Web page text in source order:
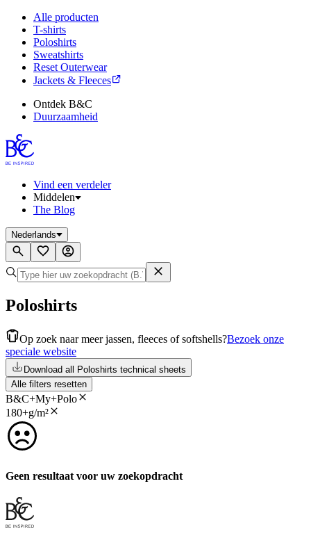
Alle producten
T-shirts
Poloshirts
Sweatshirts
Reset Outerwear
Jackets & Fleeces
Ontdek B&C
Duurzaamheid
Vind een verdeler
Middelen
The Blog
Nederlands
Poloshirts
Op zoek naar meer jassen, fleeces of softshells?Bezoek onze
speciale website
Download all Poloshirts technical sheets
Alle filters resetten
B&C+My+Polo
180+g/m²
Geen resultaat voor uw zoekopdracht